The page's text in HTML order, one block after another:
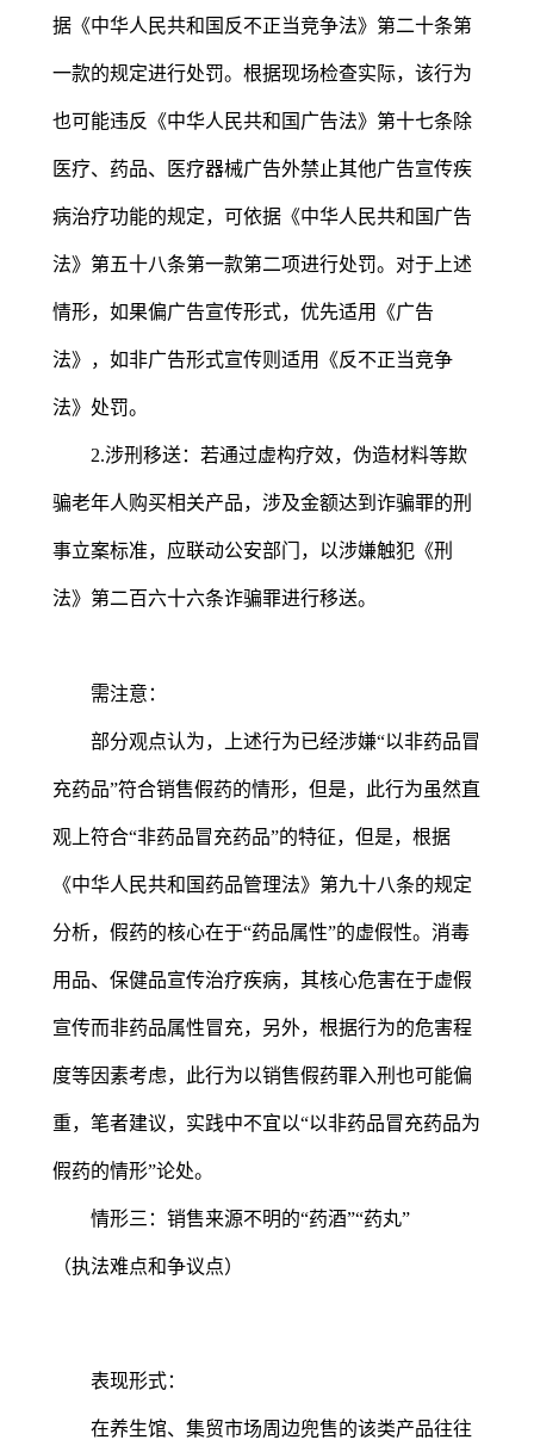
据《中华人民共和国反不正当竞争法》第二十条第
一款的规定进行处罚。根据现场检查实际，该行为
也可能违反《中华人民共和国广告法》第十七条除
医疗、药品、医疗器械广告外禁止其他广告宣传疾
病治疗功能的规定，可依据《中华人民共和国广告
法》第五十八条第一款第二项进行处罚。对于上述
情形，如果偏广告宣传形式，优先适用《广告
法》，如非广告形式宣传则适用《反不正当竞争
法》处罚。
2.涉刑移送：若通过虚构疗效，伪造材料等欺
骗老年人购买相关产品，涉及金额达到诈骗罪的刑
事立案标准，应联动公安部门，以涉嫌触犯《刑
法》第二百六十六条诈骗罪进行移送。
需注意：
部分观点认为，上述行为已经涉嫌“以非药品冒
充药品”符合销售假药的情形，但是，此行为虽然直
观上符合“非药品冒充药品”的特征，但是，根据
《中华人民共和国药品管理法》第九十八条的规定
分析，假药的核心在于“药品属性”的虚假性。消毒
用品、保健品宣传治疗疾病，其核心危害在于虚假
宣传而非药品属性冒充，另外，根据行为的危害程
度等因素考虑，此行为以销售假药罪入刑也可能偏
重，笔者建议，实践中不宜以“以非药品冒充药品为
假药的情形”论处。
情形三：销售来源不明的“药酒”“药丸”
（执法难点和争议点）
表现形式：
在养生馆、集贸市场周边兜售的该类产品往往